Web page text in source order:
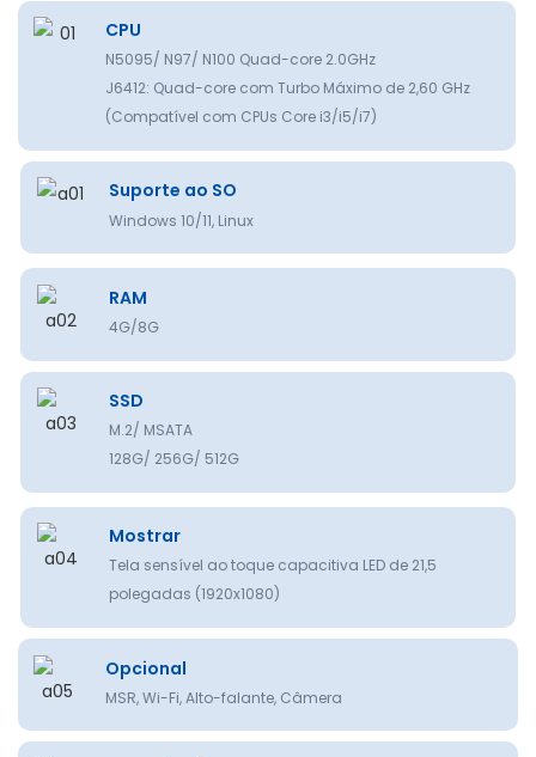
CPU
N5095/ N97/ N100 Quad-core 2.0GHz
J6412: Quad-core com Turbo Máximo de 2,60 GHz
(Compatível com CPUs Core i3/i5/i7)
Suporte ao SO
Windows 10/11, Linux
RAM
4G/8G
SSD
M.2/ MSATA
128G/ 256G/ 512G
Mostrar
Tela sensível ao toque capacitiva LED de 21,5
polegadas (1920x1080)
Opcional
MSR, Wi-Fi, Alto-falante, Câmera